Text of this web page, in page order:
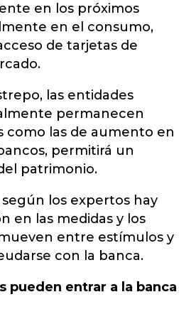
en los próximos
en el consumo,
de tarjetas de
las entidades
permanecen
como las de aumento en
permitirá un
patrimonio.
los expertos hay
en las medidas y los
entre estímulos y
con la banca.
pueden entrar a la banca